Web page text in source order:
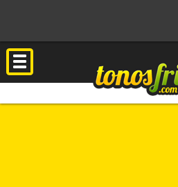
RSS FacebookTwitter